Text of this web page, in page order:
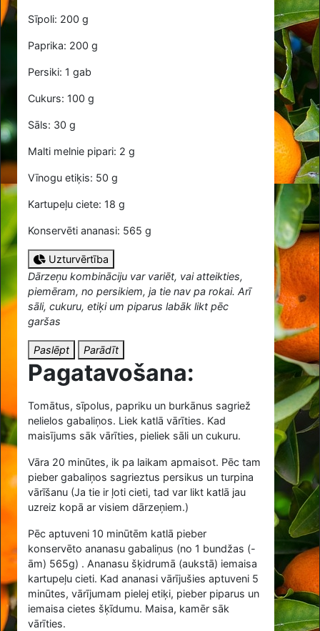
Sīpoli: 200 g
Paprika: 200 g
Persiki: 1 gab
Cukurs: 100 g
Sāls: 30 g
Malti melnie pipari: 2 g
Vīnogu etiķis: 50 g
Kartupeļu ciete: 18 g
Konservēti ananasi: 565 g
Uzturvērtība
Dārzeņu kombināciju var variēt, vai atteikties,
piemēram, no persikiem, ja tie nav pa rokai. Arī
sāli, cukuru, etiķi um piparus labāk likt pēc
garšas
Paslēpt Parādīt
Pagatavošana:
Tomātus, sīpolus, papriku un burkānus sagriež
nelielos gabaliņos. Liek katlā vārīties. Kad
maisījums sāk vārīties, pieliek sāli un cukuru.
Vāra 20 minūtes, ik pa laikam apmaisot. Pēc tam
pieber gabaliņos sagrieztus persikus un turpina
vārīšanu (Ja tie ir ļoti cieti, tad var likt katlā jau
uzreiz kopā ar visiem dārzeņiem.)
Pēc aptuveni 10 minūtēm katlā pieber
konservēto ananasu gabaliņus (no 1 bundžas (-
ām) 565g) . Ananasu šķidrumā (aukstā) iemaisa
kartupeļu cieti. Kad ananasi vārījušies aptuveni 5
minūtes, vārījumam pielej etiķi, pieber piparus un
iemaisa cietes šķīdumu. Maisa, kamēr sāk
vārīties.